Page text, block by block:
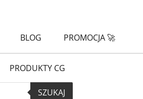
BLOG PROMOCJA 🚀
PRODUKTY CG
SZUKAJ